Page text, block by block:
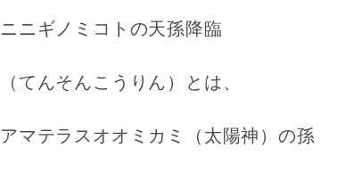
ニニギノミコトの天孫降臨
（てんそんこうりん）とは、
アマテラスオオミカミ（太陽神）の孫